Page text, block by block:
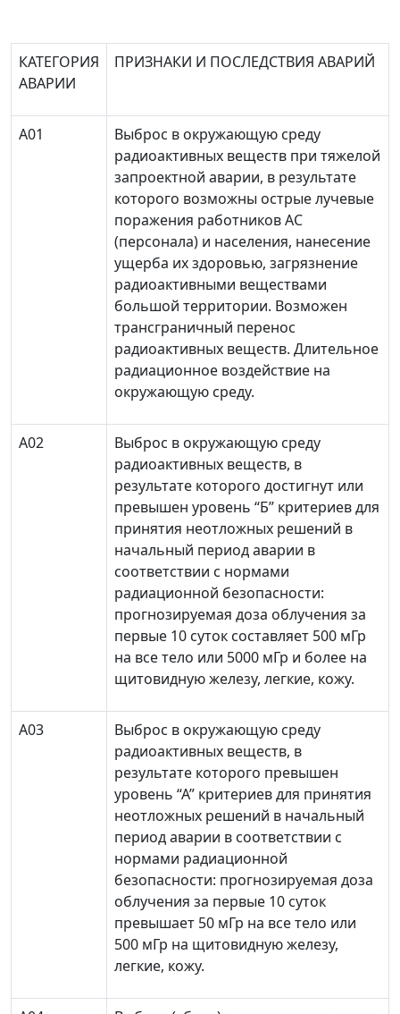
КАТЕГОРИЯ
АВАРИИ
ПРИЗНАКИ И ПОСЛЕДСТВИЯ АВАРИЙ
А01
Выброс в окружающую среду
радиоактивных веществ при тяжелой
запроектной аварии, в результате
которого возможны острые лучевые
поражения работников АС
(персонала) и населения, нанесение
ущерба их здоровью, загрязнение
радиоактивными веществами
большой территории. Возможен
трансграничный перенос
радиоактивных веществ. Длительное
радиационное воздействие на
окружающую среду.
А02
Выброс в окружающую среду
радиоактивных веществ, в
результате которого достигнут или
превышен уровень “Б” критериев для
принятия неотложных решений в
начальный период аварии в
соответствии с нормами
радиационной безопасности:
прогнозируемая доза облучения за
первые 10 суток составляет 500 мГр
на все тело или 5000 мГр и более на
щитовидную железу, легкие, кожу.
А03
Выброс в окружающую среду
радиоактивных веществ, в
результате которого превышен
уровень “А” критериев для принятия
неотложных решений в начальный
период аварии в соответствии с
нормами радиационной
безопасности: прогнозируемая доза
облучения за первые 10 суток
превышает 50 мГр на все тело или
500 мГр на щитовидную железу,
легкие, кожу.